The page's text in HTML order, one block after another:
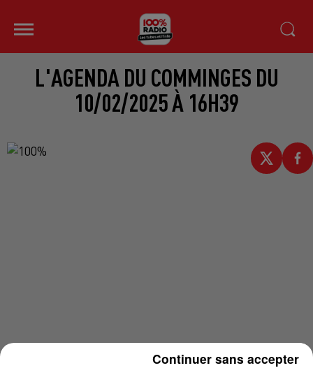
L'AGENDA DU COMMINGES DU
10/02/2025 À 16H39
Continuer sans accepter